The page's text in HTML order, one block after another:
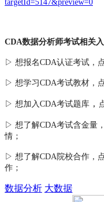
targetId=5147&preview=0
CDA数据分析师考试相关
▷ 想报名CDA认证考试，
▷ 想学习CDA考试教材，
▷ 想加入CDA考试题库 ，
▷ 想了解CDA考试含金量
情；
▷ 想了解CDA院校合作 ，
作；
数据分析 大数据